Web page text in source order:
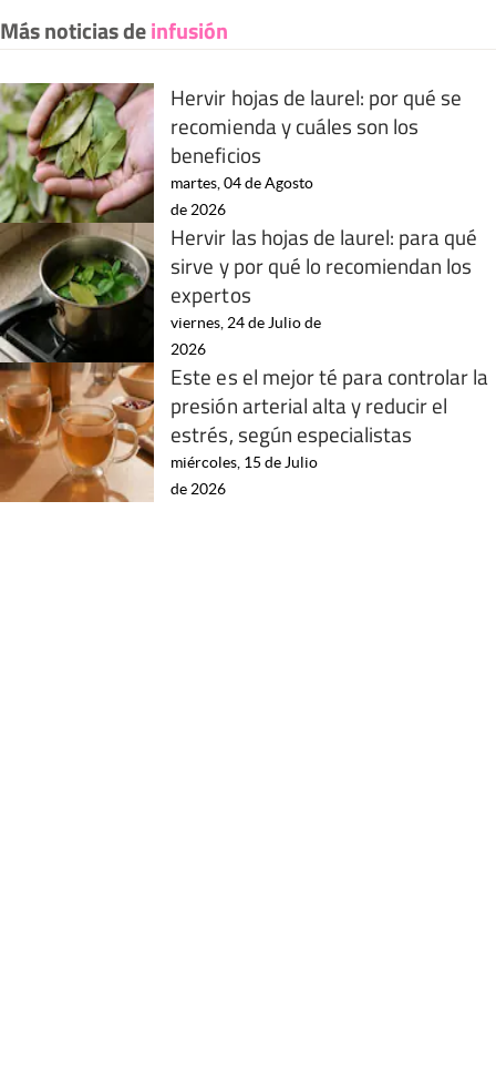
Más noticias deinfusión
Hervir hojas de laurel: por qué se
recomienda y cuáles son los
beneficios
martes, 04 de Agosto
de 2026
Hervir las hojas de laurel: para qué
sirve y por qué lo recomiendan los
expertos
viernes, 24 de Julio de
2026
Este es el mejor té para controlar la
presión arterial alta y reducir el
estrés, según especialistas
miércoles, 15 de Julio
de 2026